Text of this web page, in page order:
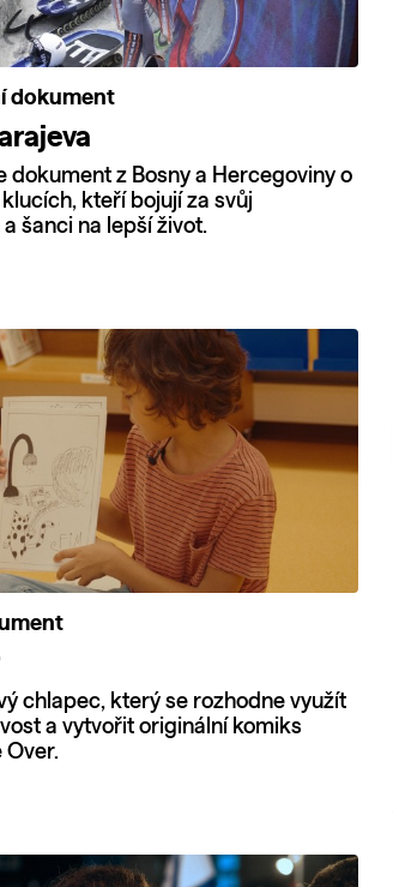
dokument
dokument z Bosny a Hercegoviny o
kteří bojují za svůj
šanci na lepší život.
chlapec, který se rozhodne využít
a vytvořit originální komiks
Over.